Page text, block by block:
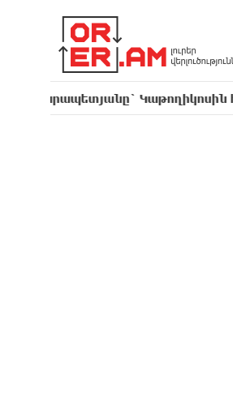
Կաթողիկոսին հեռացնել